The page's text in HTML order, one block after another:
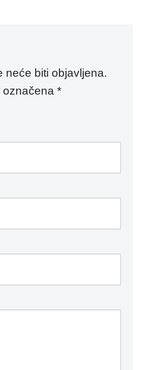
neće biti objavljena.
označena *